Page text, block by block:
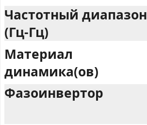
Частотный диапазон
(Гц-Гц)
Материал
динамика(ов)
Фазоинвертор